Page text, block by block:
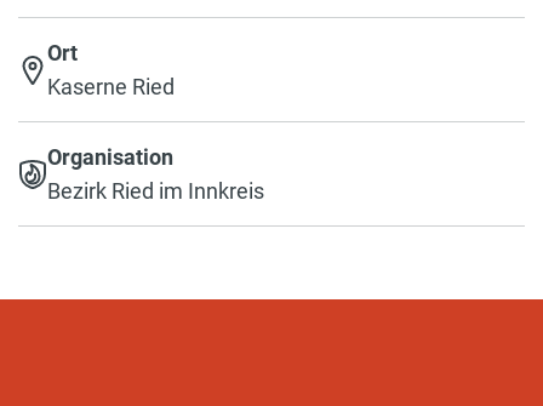
Ort
Kaserne Ried
Organisation
Bezirk Ried im Innkreis